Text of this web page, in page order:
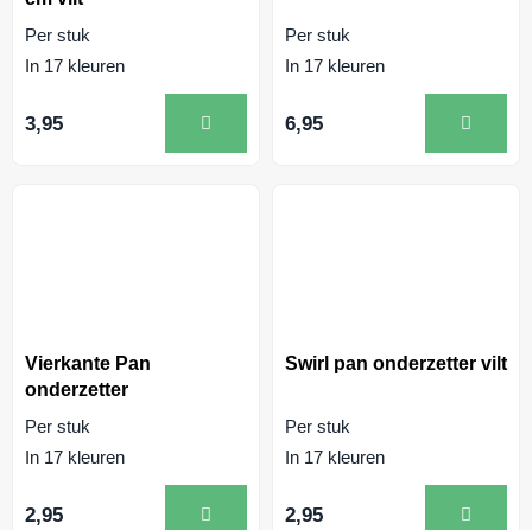
Per stuk
In 17 kleuren
3,95
Per stuk
In 17 kleuren
6,95
Vierkante Pan
onderzetter
Per stuk
In 17 kleuren
2,95
Swirl pan onderzetter vilt
Per stuk
In 17 kleuren
2,95